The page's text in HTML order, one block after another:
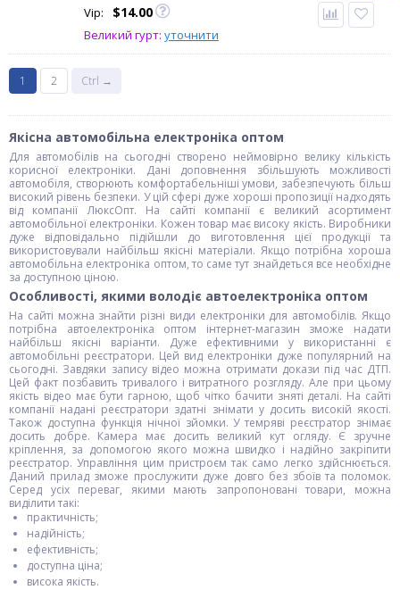
Vip: $14.00
Великий гурт: уточнити
1 2 Ctrl →
Якісна автомобільна електроніка оптом
Для автомобілів на сьогодні створено неймовірно велику кількість
корисної електроніки. Дані доповнення збільшують можливості
автомобіля, створюють комфортабельніші умови, забезпечують більш
високий рівень безпеки. У цій сфері дуже хороші пропозиції надходять
від компанії ЛюксОпт. На сайті компанії є великий асортимент
автомобільної електроніки. Кожен товар має високу якість. Виробники
дуже відповідально підійшли до виготовлення цієї продукції та
використовували найбільш якісні матеріали. Якщо потрібна хороша
автомобільна електроніка оптом, то саме тут знайдеться все необхідне
за доступною ціною.
Особливості, якими володіє автоелектроніка оптом
На сайті можна знайти різні види електроніки для автомобілів. Якщо
потрібна автоелектроніка оптом інтернет-магазин зможе надати
найбільш якісні варіанти. Дуже ефективними у використанні є
автомобільні реєстратори. Цей вид електроніки дуже популярний на
сьогодні. Завдяки запису відео можна отримати докази під час ДТП.
Цей факт позбавить тривалого і витратного розгляду. Але при цьому
якість відео має бути гарною, щоб чітко бачити зняті деталі. На сайті
компанії надані реєстратори здатні знімати у досить високій якості.
Також доступна функція нічної зйомки. У темряві реєстратор знімає
досить добре. Камера має досить великий кут огляду. Є зручне
кріплення, за допомогою якого можна швидко і надійно закріпити
реєстратор. Управління цим пристроєм так само легко здійснюється.
Даний прилад зможе прослужити дуже довго без збоїв та поломок.
Серед усіх переваг, якими мають запропоновані товари, можна
виділити такі:
практичність;
надійність;
ефективність;
доступна ціна;
висока якість.